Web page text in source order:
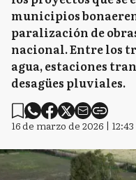
municipios
paralización de
nacional. Entre los
agua, estaciones
desagües pluviales.
16 de marzo de 2026 | 12:43